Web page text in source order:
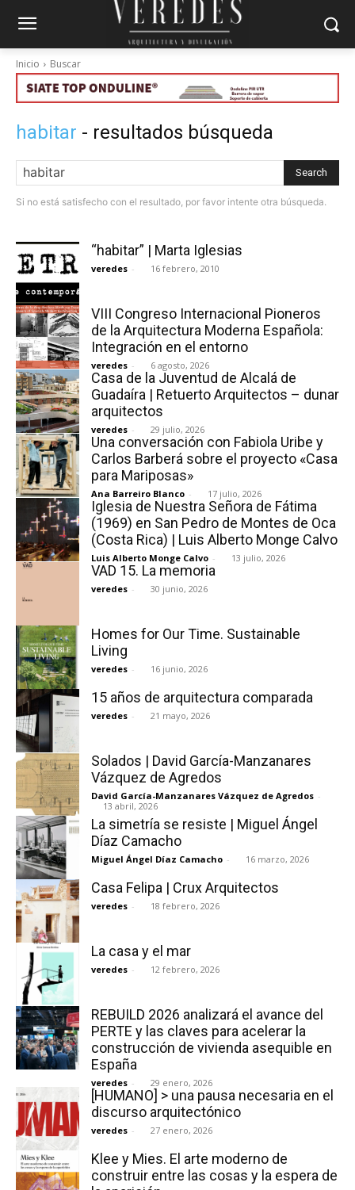
Inicio Buscar
habitar - resultados búsqueda
Search
Si no está satisfecho con el resultado, por favor intente otra búsqueda.
“habitar” | Marta Iglesias
veredes - 16 febrero, 2010
VIII Congreso Internacional Pioneros
de la Arquitectura Moderna Española:
Integración en el entorno
veredes - 6 agosto, 2026
Casa de la Juventud de Alcalá de
Guadaíra | Retuerto Arquitectos – dunar
arquitectos
veredes - 29 julio, 2026
Una conversación con Fabiola Uribe y
Carlos Barberá sobre el proyecto «Casa
para Mariposas»
Ana Barreiro Blanco - 17 julio, 2026
Iglesia de Nuestra Señora de Fátima
(1969) en San Pedro de Montes de Oca
(Costa Rica) | Luis Alberto Monge Calvo
Luis Alberto Monge Calvo - 13 julio, 2026
VAD 15. La memoria
veredes - 30 junio, 2026
Homes for Our Time. Sustainable
Living
veredes - 16 junio, 2026
15 años de arquitectura comparada
veredes - 21 mayo, 2026
Solados | David García-Manzanares
Vázquez de Agredos
David García-Manzanares Vázquez de Agredos -
13 abril, 2026
La simetría se resiste | Miguel Ángel
Díaz Camacho
Miguel Ángel Díaz Camacho - 16 marzo, 2026
Casa Felipa | Crux Arquitectos
veredes - 18 febrero, 2026
La casa y el mar
veredes - 12 febrero, 2026
REBUILD 2026 analizará el avance del
PERTE y las claves para acelerar la
construcción de vivienda asequible en
España
veredes - 29 enero, 2026
[HUMANO] > una pausa necesaria en el
discurso arquitectónico
veredes - 27 enero, 2026
Klee y Mies. El arte moderno de
construir entre las cosas y la espera de